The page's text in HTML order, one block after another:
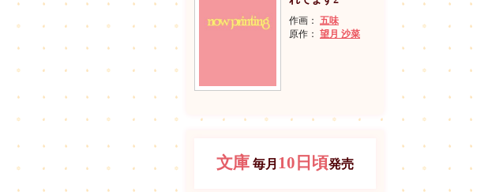
作画： 五味
原作： 望月 沙菜
文庫 毎月 10日頃発売